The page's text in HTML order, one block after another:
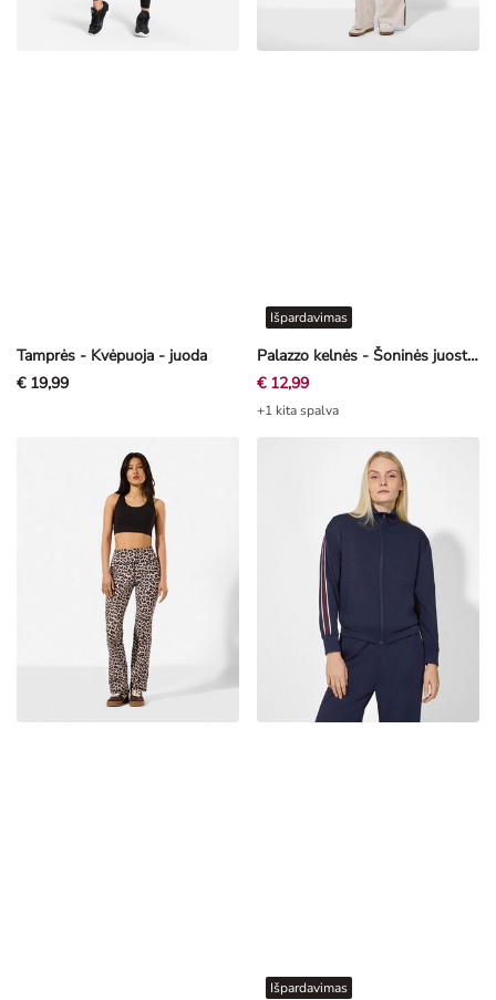
Tamprės - Kvėpuoja - juoda
€ 19,99
Palazzo kelnės - Šoninės juostos - smėlinė
Išpardavimas
€ 12,99
+1 kita spalva
Išpardavimas